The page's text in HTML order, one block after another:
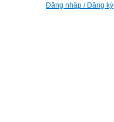
Đăng nhập / Đăng ký